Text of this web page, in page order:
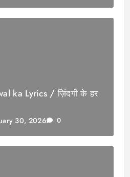
ka Lyrics / ज़िंदगी के हर
30, 2026 0